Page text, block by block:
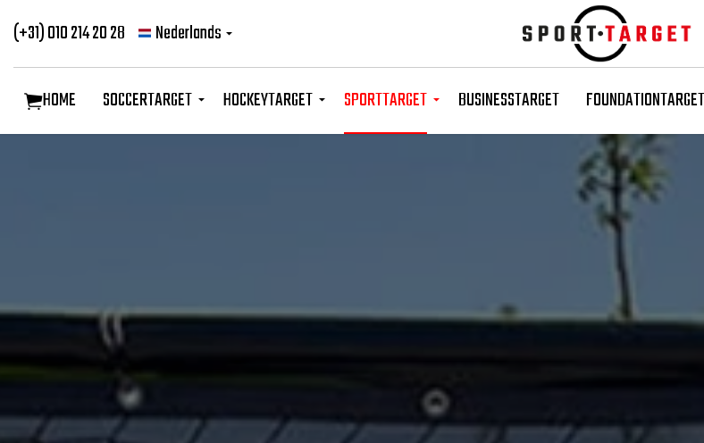
Skip to main content
HOME SOCCERTARGET HOCKEYTARGET SPORTTARGET BUSINESSTARGET FOUNDATIONTARGET
(+31) 010 214 20 28 Nederlands